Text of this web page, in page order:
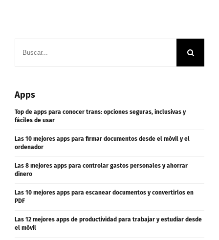
Apps
Top de apps para conocer trans: opciones seguras, inclusivas y
fáciles de usar
Las 10 mejores apps para firmar documentos desde el móvil y el
ordenador
Las 8 mejores apps para controlar gastos personales y ahorrar
dinero
Las 10 mejores apps para escanear documentos y convertirlos en
PDF
Las 12 mejores apps de productividad para trabajar y estudiar desde
el móvil